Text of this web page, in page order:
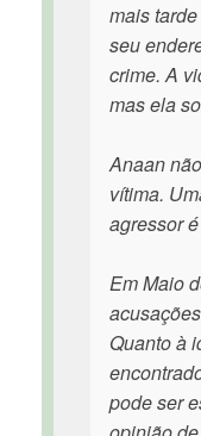
mais
seu
crime. A
mas ela
Anaan
vítima.
agressor
Em Maio
Quanto à
pode ser